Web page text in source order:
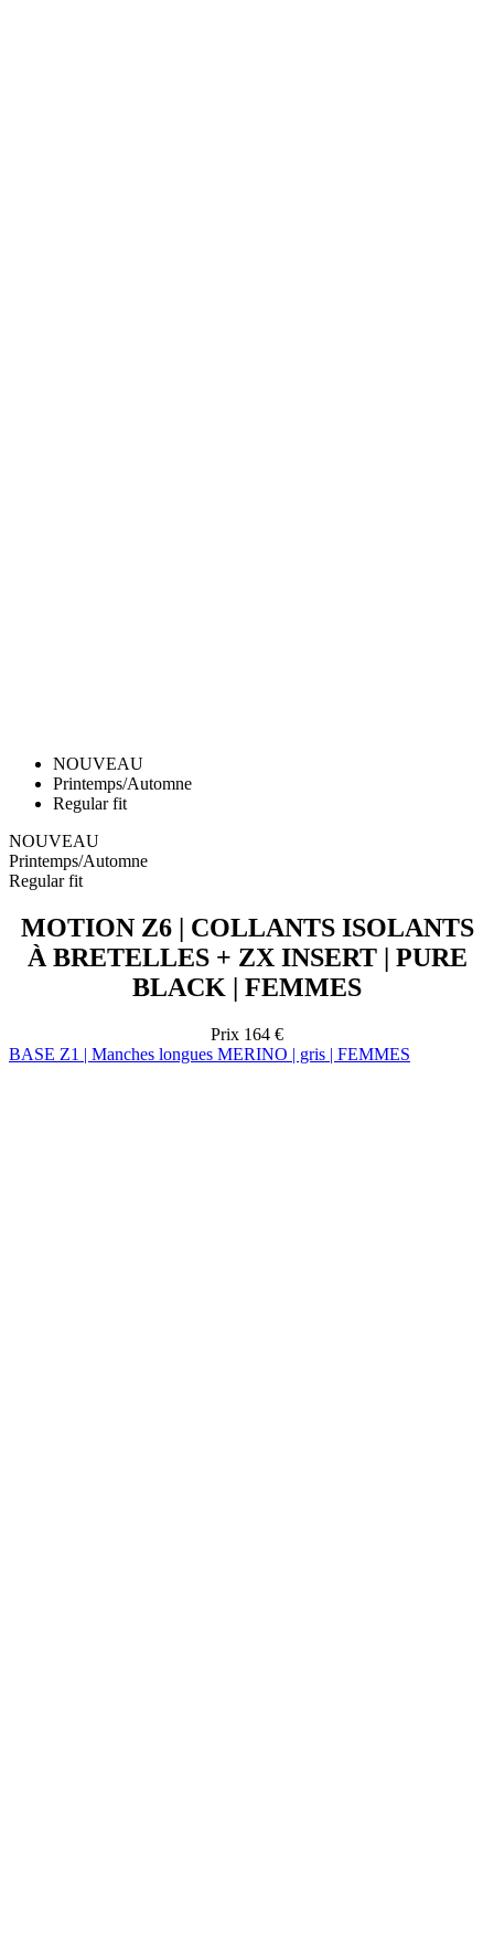
NOUVEAU
Printemps/Automne
Regular fit
NOUVEAU
Printemps/Automne
Regular fit
MOTION Z6 | COLLANTS ISOLANTS
À BRETELLES + ZX INSERT | PURE
BLACK | FEMMES
Prix 164 €
BASE Z1 | Manches longues MERINO | gris | FEMMES